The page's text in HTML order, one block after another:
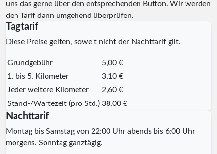
uns das gerne über den entsprechenden Button. Wir werden
den Tarif dann umgehend überprüfen.
Tagtarif
Diese Preise gelten, soweit nicht der Nachttarif gilt.
Grundgebühr
5,00 €
1. bis 5. Kilometer
3,10 €
Jeder weitere Kilometer
2,60 €
Stand-/Wartezeit (pro Std.) 38,00 €
Nachttarif
Montag bis Samstag von 22:00 Uhr abends bis 6:00 Uhr
morgens. Sonntag ganztägig.